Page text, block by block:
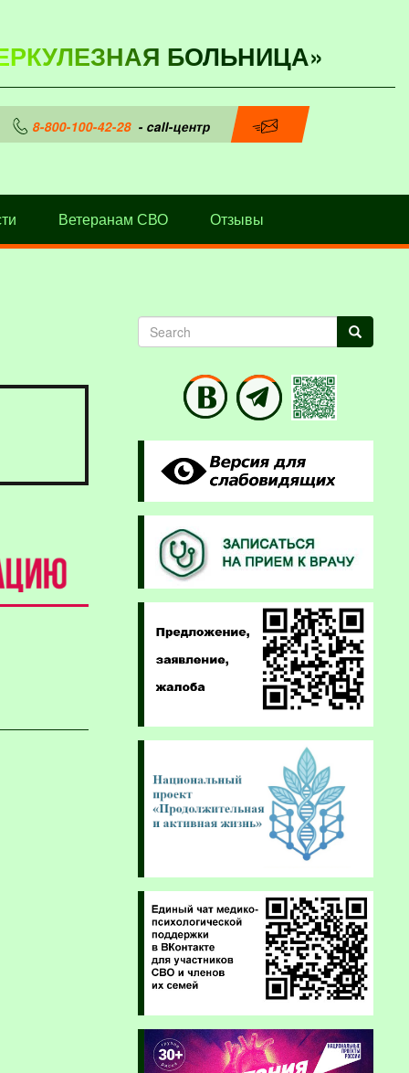
БОЛЬНИЦА»
8-800-100-42-28- call-центр
Ветеранам СВО Отзывы
Search Search